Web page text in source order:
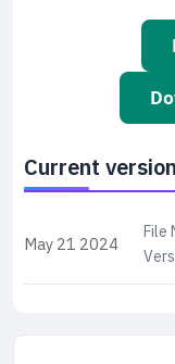
Current version
May 21 2024
File